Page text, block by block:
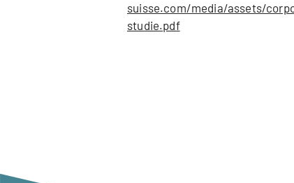
suisse.com/media/assets/
studie.pdf